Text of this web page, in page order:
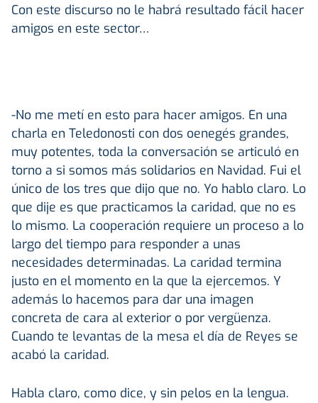
Con este discurso no le habrá resultado fácil hacer
amigos en este sector…
-No me metí en esto para hacer amigos. En una
charla en Teledonosti con dos oenegés grandes,
muy potentes, toda la conversación se articuló en
torno a si somos más solidarios en Navidad. Fui el
único de los tres que dijo que no. Yo hablo claro. Lo
que dije es que practicamos la caridad, que no es
lo mismo. La cooperación requiere un proceso a lo
largo del tiempo para responder a unas
necesidades determinadas. La caridad termina
justo en el momento en la que la ejercemos. Y
además lo hacemos para dar una imagen
concreta de cara al exterior o por vergüenza.
Cuando te levantas de la mesa el día de Reyes se
acabó la caridad.
Habla claro, como dice, y sin pelos en la lengua.